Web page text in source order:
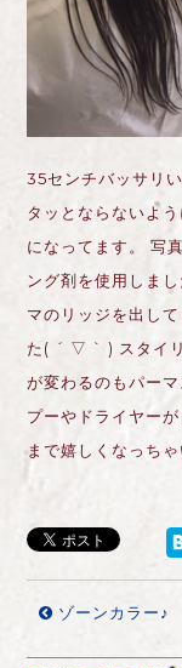
35センチバッサリ
タッとならないよ
になってます。 写
ング剤を使用しま
マのリッジを出し
た( ´ ▽ ` ) スタイ
が変わるのもパー
プーやドライヤー
まで嬉しくなっち
ゾーンカラー♪